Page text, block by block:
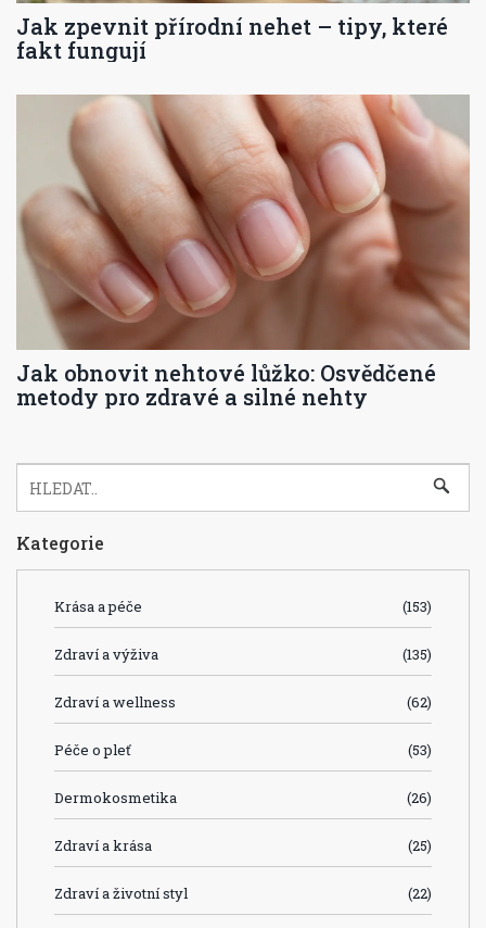
Jak zpevnit přírodní nehet – tipy, které
fakt fungují
Jak obnovit nehtové lůžko: Osvědčené
metody pro zdravé a silné nehty
Kategorie
Krása a péče (153)
Zdraví a výživa (135)
Zdraví a wellness (62)
Péče o pleť (53)
Dermokosmetika (26)
Zdraví a krása (25)
Zdraví a životní styl (22)